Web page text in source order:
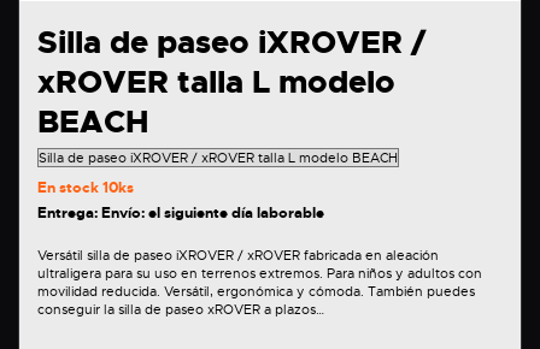
Silla de paseo iXROVER /
xROVER talla L modelo
BEACH
En stock10ks
Entrega: Envío: el siguiente día laborable
Versátil silla de paseo iXROVER / xROVER fabricada en aleación
ultraligera para su uso en terrenos extremos. Para niños y adultos con
movilidad reducida. Versátil, ergonómica y cómoda. También puedes
conseguir la silla de paseo xROVER a plazos…